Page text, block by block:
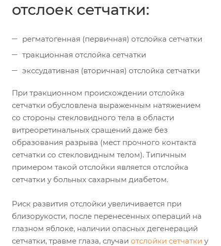
отслоек сетчатки:
регматогенная (первичная) отслойка сетчатки
тракционная отслойка сетчатки
экссудативная (вторичная) отслойка сетчатки
При тракционном происхождении отслойка
сетчатки обусловлена выраженным натяжением
со стороны стекловидного тела в области
витреоретинальных сращений даже без
образования разрыва (мест прочного контакта
сетчатки со стекловидным телом). Типичным
примером такой отслойки является отслойка
сетчатки у больных сахарным диабетом.
Риск развития отслойки увеличивается при
близорукости, после перенесенных операций на
глазном яблоке, наличии опасных дегенераций
сетчатки, травме глаза, случаи отслойки сетчатки у